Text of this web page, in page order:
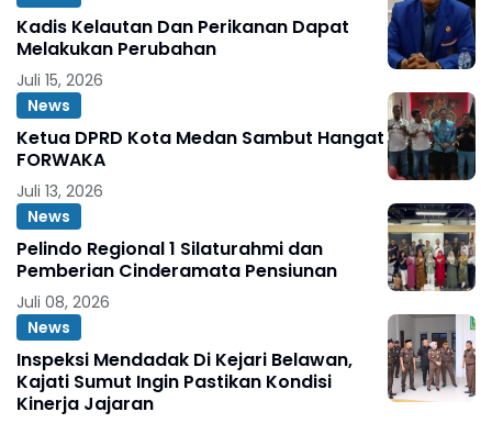
Kadis Kelautan Dan Perikanan Dapat
Melakukan Perubahan
Juli 15, 2026
News
Ketua DPRD Kota Medan Sambut Hangat
FORWAKA
Juli 13, 2026
News
Pelindo Regional 1 Silaturahmi dan
Pemberian Cinderamata Pensiunan
Juli 08, 2026
News
Inspeksi Mendadak Di Kejari Belawan,
Kajati Sumut Ingin Pastikan Kondisi
Kinerja Jajaran